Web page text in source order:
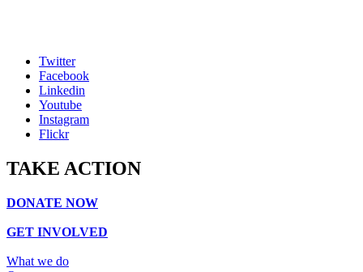
Twitter
Facebook
Linkedin
Youtube
Instagram
Flickr
TAKE ACTION
DONATE NOW
GET INVOLVED
What we do